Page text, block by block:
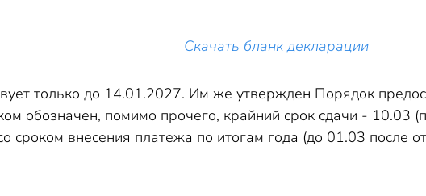
Скачать бланк декларации
только до 14.01.2027. Им же утвержден Порядок
обозначен, помимо прочего, крайний срок сдачи - 10.03
сроком внесения платежа по итогам года (до 01.03 после